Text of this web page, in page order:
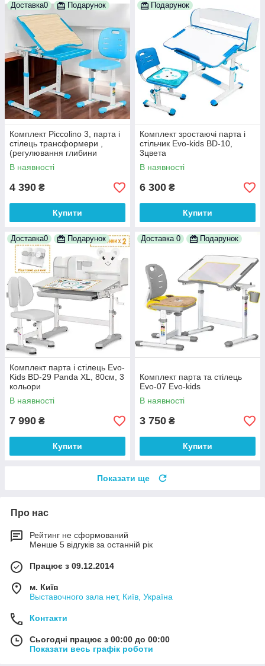
Доставка0 Подарунок
Комплект Piccolino 3, парта і
стілець трансформери ,
(регулювання глибини
стільця) 4 кольори
В наявності
4 390 ₴
Купити
Подарунок
Комплект зростаючі парта і
стільчик Evo-kids BD-10,
3цвета
В наявності
6 300 ₴
Купити
Доставка0 Подарунок
Комплект парта і стілець Evo-
Kids BD-29 Panda XL, 80см, 3
кольори
В наявності
7 990 ₴
Купити
Доставка 0 Подарунок
Комплект парта та стілець
Evo-07 Evo-kids
В наявності
3 750 ₴
Купити
Показати ще
Про нас
Рейтинг не сформований
Менше 5 відгуків за останній рік
Працює з 09.12.2014
м. Київ
Выставочного зала нет, Київ, Україна
Контакти
Сьогодні працює з 00:00 до 00:00
Показати весь графік роботи